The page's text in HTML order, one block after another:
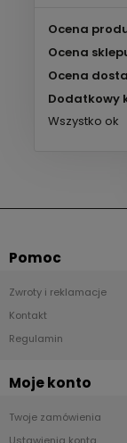
Ocena
Ocena
Ocena
Dodatkowy
Wszystko ok
Pomoc
Zwroty i reklamacje
Kontakt
Regulamin
Moje konto
Twoje zamówienia